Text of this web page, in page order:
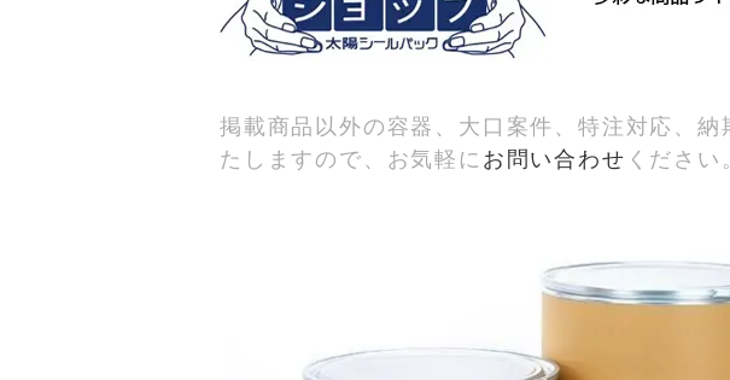
掲載商品以外の容器、大口案件、特注対応、
たしますので、お気軽に お問い合わせ ください